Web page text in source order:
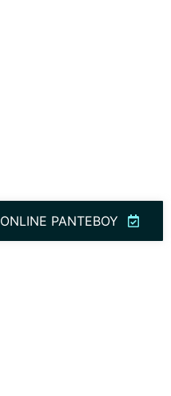
ONLINE ΡΑΝΤΕΒΟΥ